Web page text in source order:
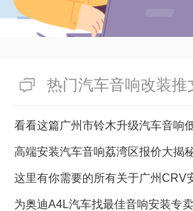
热门汽车音响改装推
看看这篇广州市铃木升级汽车音响
高端安装汽车音响荔湾区报价大揭
这里有你需要的所有关于广州CRV
为奥迪A4L汽车找最佳音响安装专